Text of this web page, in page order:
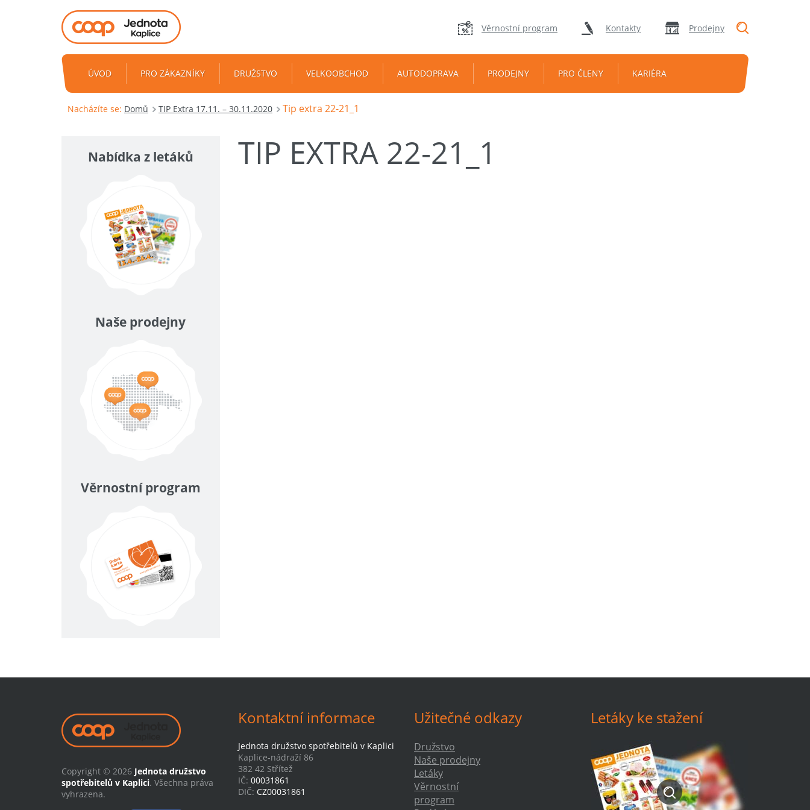
Věrnostní program Kontakty Prodejny
ÚVOD PRO ZÁKAZNÍKY DRUŽSTVO VELKOOBCHOD AUTODOPRAVA PRODEJNY PRO ČLENY KARIÉRA
Nacházíte se: Domů TIP Extra 17.11. – 30.11.2020 Tip extra 22-21_1
TIP EXTRA 22-21_1
Nabídka z letáků
Naše prodejny
Věrnostní program
Copyright © 2026 Jednota družstvo
spotřebitelů v Kaplici. Všechna práva
vyhrazena.
Kontaktní informace
Jednota družstvo spotřebitelů v Kaplici
Kaplice-nádraží 86
382 42 Střítež
IČ: 00031861
DIČ: CZ00031861
Užitečné odkazy
Družstvo
Naše prodejny
Letáky
Věrnostní
program
Letáky ke stažení